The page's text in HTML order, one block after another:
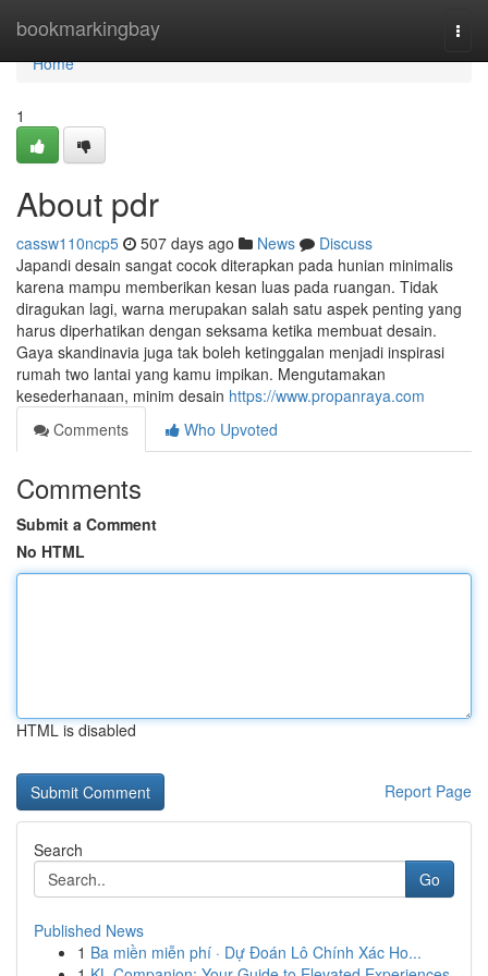
bookmarkingbay
Home
Home
1
About pdr
cassw110ncp5 507 days ago News
Discuss
Japandi desain sangat cocok diterapkan pada hunian minimalis
karena mampu memberikan kesan luas pada ruangan. Tidak
diragukan lagi, warna merupakan salah satu aspek penting yang
harus diperhatikan dengan seksama ketika membuat desain.
Gaya skandinavia juga tak boleh ketinggalan menjadi inspirasi
rumah two lantai yang kamu impikan. Mengutamakan
kesederhanaan, minim desain https://www.propanraya.com
Comments
Who Upvoted
Comments
Submit a Comment
No HTML
HTML is disabled
Report Page
Search
Go
Published News
1 Ba miền miễn phí · Dự Đoán Lô Chính Xác Ho...